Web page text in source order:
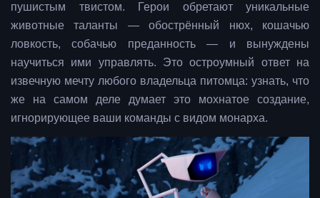
пушистым твистом. Герои обретают уникальные
животные таланты — обострённый нюх, кошачью
ловкость, собачью преданность — и вынуждены
научиться ими управлять. Это остроумный ответ на
извечную мечту любого владельца питомца: узнать, что
же на самом деле думает это мохнатое создание,
игнорирующее ваши команды с видом монарха.